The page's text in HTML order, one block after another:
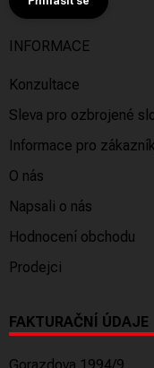
INFORMACE
Konzultace
Sleva pro ozbrojené
Informace pro
O nás
Napsali o nás
Hodnocení obchodu
Prodejci
FAKTURAČNÍ ÚDAJE